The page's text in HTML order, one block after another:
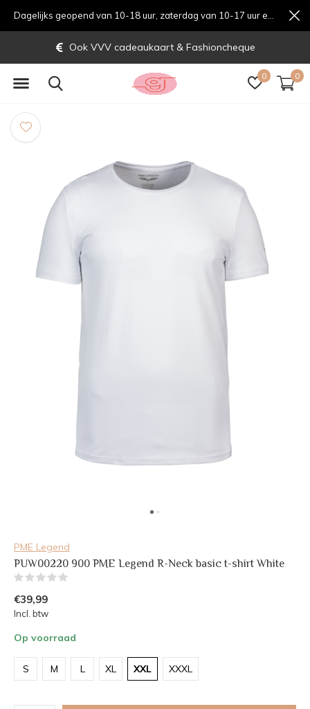
0 0
Ook VVV cadeaukaart & Fashioncheque
PME Legend
PUW00220 900 PME Legend R-Neck basic t-shirt White
€39,99
Incl. btw
Op voorraad
S M L XL XXL XXXL